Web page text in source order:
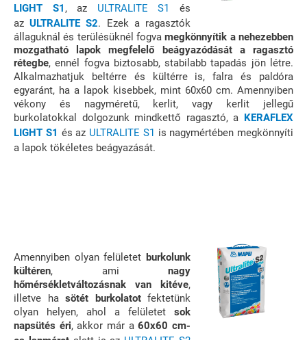
LIGHT S1 , az ULTRALITE S1
és
azULTRALITE S2. Ezek a ragasztók
állaguknál és terülésüknél fogvamegkönnyítik a nehezebben
mozgatható lapok megfelelő beágyazódását a ragasztó
rétegbe, ennél fogva biztosabb, stabilabb tapadás jön létre.
Alkalmazhatjuk beltérre és kültérre is, falra és paldóra
egyaránt, ha a lapok kisebbek, mint 60x60 cm. Amennyiben
vékony és nagyméretű, kerlit, vagy kerlit jellegű
burkolatokkal dolgozunk mindkettő ragasztó, a KERAFLEX
LIGHT S1 és az ULTRALITE S1 is nagymértében megkönnyíti
a lapok tökéletes beágyazását.
Amennyiben olyan felületet burkolunk
kültéren, ami nagy
hőmérsékletváltozásnak van kitéve,
illetve ha sötét burkolatotfektetünk
olyan helyen, ahol a felületet sok
napsütés éri, akkor már a60x60 cm-